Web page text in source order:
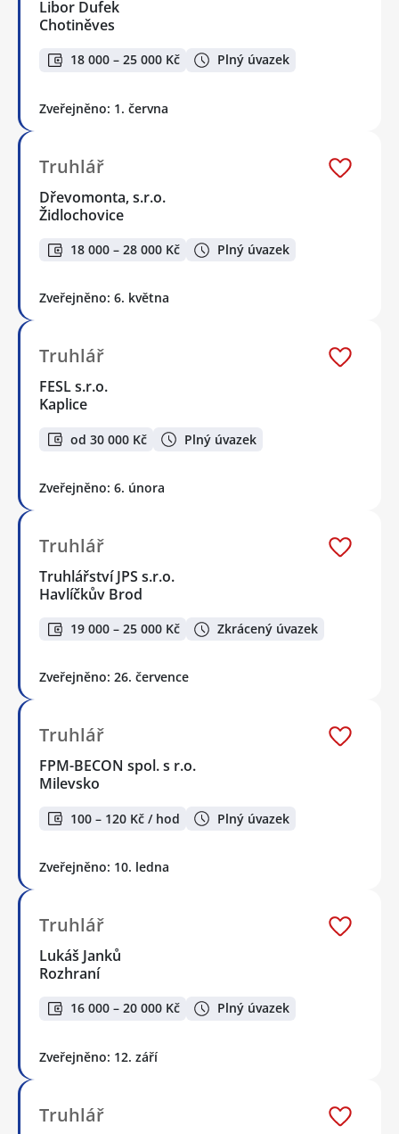
Libor Dufek
Chotiněves
18 000 – 25 000 Kč Plný úvazek
Zveřejněno: 1. června
Truhlář
Dřevomonta, s.r.o.
Židlochovice
18 000 – 28 000 Kč Plný úvazek
Zveřejněno: 6. května
Truhlář
FESL s.r.o.
Kaplice
od 30 000 Kč Plný úvazek
Zveřejněno: 6. února
Truhlář
Truhlářství JPS s.r.o.
Havlíčkův Brod
19 000 – 25 000 Kč Zkrácený úvazek
Zveřejněno: 26. července
Truhlář
FPM-BECON spol. s r.o.
Milevsko
100 – 120 Kč / hod Plný úvazek
Zveřejněno: 10. ledna
Truhlář
Lukáš Janků
Rozhraní
16 000 – 20 000 Kč Plný úvazek
Zveřejněno: 12. září
Truhlář